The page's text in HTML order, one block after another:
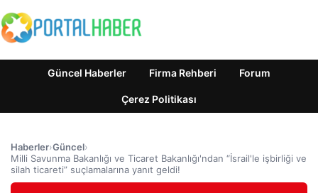
Güncel Haberler Firma Rehberi Forum
Çerez Politikası
Haberler›Güncel›
Milli Savunma Bakanlığı ve Ticaret Bakanlığı'ndan “İsrail'le işbirliği ve
silah ticareti” suçlamalarına yanıt geldi!